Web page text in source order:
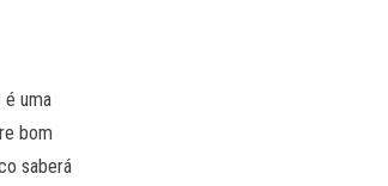
uma
bom
saberá